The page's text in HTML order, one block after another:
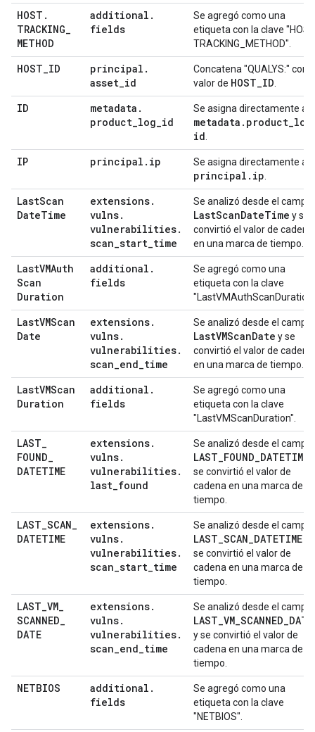
HOST .
TRACKING_
METHOD
additional .
fields
Se agregó como una
etiqueta con la clave "HOST
TRACKING_METHOD".
HOST_ID principal .
asset_id
Concatena "QUALYS:" con
valor de HOST_ID
ID metadata .
product_log_id
Se asigna directamente a
metadata . product_log
id
IP principal . ip Se asigna directamente a
principal . ip
LastScan
DateTime
extensions.
vulns.
vulnerabilities.
scan_start_time
Se analizó desde el campo
LastScanDateTime y se
convirtió el valor de cadena
en una marca de tiempo.
LastVMAuth
Scan
Duration
additional .
fields
Se agregó como una
etiqueta con la clave
LastVMScan
Date
extensions.
vulns.
vulnerabilities.
scan_end_time
Se analizó desde el campo
LastVMScanDate y se
convirtió el valor de cadena
en una marca de tiempo.
LastVMScan
Duration
additional .
fields
Se agregó como una
etiqueta con la clave
"LastVMScanDuration".
LAST_
FOUND_
DATETIME
extensions.
vulns.
vulnerabilities.
last_found
Se analizó desde el campo
LAST_FOUND_DATETIME
se convirtió el valor de
cadena en una marca de
tiempo.
LAST_SCAN_
DATETIME
extensions.
vulns.
vulnerabilities.
scan_start_time
Se analizó desde el campo
LAST_SCAN_DATETIME
se convirtió el valor de
cadena en una marca de
tiempo.
LAST_VM_
SCANNED_
DATE
extensions.
vulns.
vulnerabilities.
scan_end_time
Se analizó desde el campo
LAST_VM_SCANNED_DATE
y se convirtió el valor de
cadena en una marca de
tiempo.
NETBIOS additional .
fields
Se agregó como una
etiqueta con la clave
"NETBIOS".